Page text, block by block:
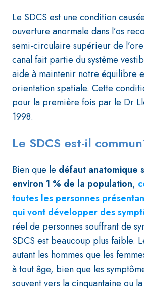
Le SDCS est une condition
ouverture anormale dans l’os
semi-circulaire supérieur de
canal fait partie du système
aide à maintenir notre équilibre
orientation spatiale. Cette
pour la première fois par le Dr
1998.
Le SDCS est-il
Bien que le défaut anatomique
environ 1 % de la population,
toutes les personnes
qui vont développer des
réel de personnes souffrant de
SDCS est beaucoup plus faible.
autant les hommes que les
à tout âge, bien que les
souvent vers la cinquantaine ou